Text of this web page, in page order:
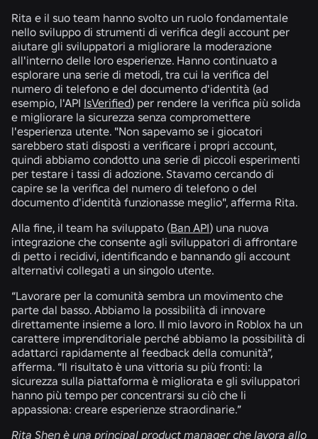
Rita e il suo team hanno svolto un ruolo fondamentale
nello sviluppo di strumenti di verifica degli account per
aiutare gli sviluppatori a migliorare la moderazione
all'interno delle loro esperienze. Hanno continuato a
esplorare una serie di metodi, tra cui la verifica del
numero di telefono e del documento d'identità (ad
esempio, l'API IsVerified) per rendere la verifica più solida
e migliorare la sicurezza senza compromettere
l'esperienza utente. "Non sapevamo se i giocatori
sarebbero stati disposti a verificare i propri account,
quindi abbiamo condotto una serie di piccoli esperimenti
per testare i tassi di adozione. Stavamo cercando di
capire se la verifica del numero di telefono o del
documento d'identità funzionasse meglio", afferma Rita.
Alla fine, il team ha sviluppato (Ban API) una nuova
integrazione che consente agli sviluppatori di affrontare
di petto i recidivi, identificando e bannando gli account
alternativi collegati a un singolo utente.
“Lavorare per la comunità sembra un movimento che
parte dal basso. Abbiamo la possibilità di innovare
direttamente insieme a loro. Il mio lavoro in Roblox ha un
carattere imprenditoriale perché abbiamo la possibilità di
adattarci rapidamente al feedback della comunità”,
afferma. “Il risultato è una vittoria su più fronti: la
sicurezza sulla piattaforma è migliorata e gli sviluppatori
hanno più tempo per concentrarsi su ciò che li
appassiona: creare esperienze straordinarie.”
Rita Shen è una principal product manager che lavora allo